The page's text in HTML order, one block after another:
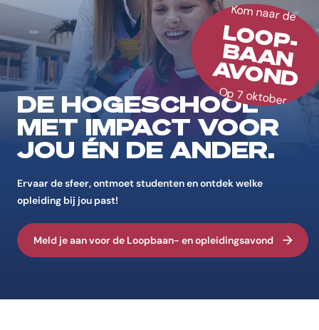
DE HOGESCHOOL
MET IMPACT VOOR
JOU ÉN DE ANDER.
Ervaar de sfeer, ontmoet studenten en ontdek welke
opleiding bij jou past!
Meld je aan voor de Loopbaan- en opleidingsavond
Kom naar de
LOOP-
BAAN
AVOND
Op 7 oktober